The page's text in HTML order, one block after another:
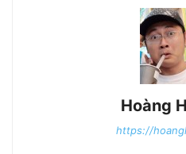
Hoàng
https://